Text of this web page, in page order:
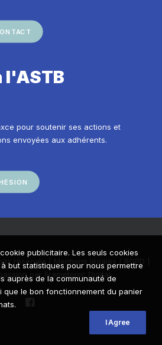
l'ASTB
pour soutenir ses actions et
envoyées aux adhérents.
réservés | Mentions légales / RGPD
par
Frametonic Digital
publicitaire. Les seuls cookies
but statistiques pour nous permettre
auprès de la communauté de
que le bon fonctionnement du panier
I Agree